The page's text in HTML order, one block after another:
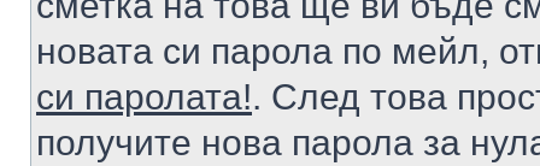
новата си парола по мейл,
си паролата!. След това
получите нова парола за